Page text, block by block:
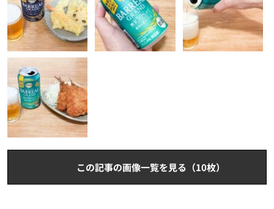
この記事の画像一覧を見る（10枚）